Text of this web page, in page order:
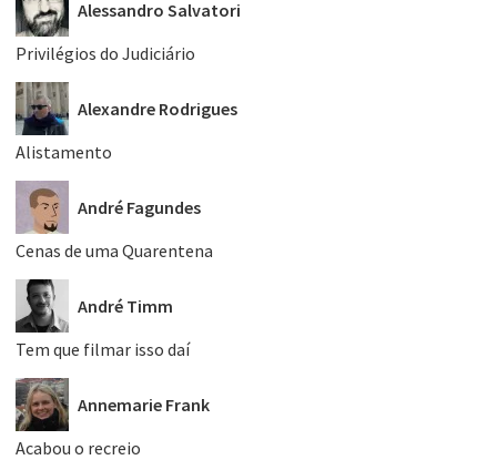
Alessandro Salvatori
Privilégios do Judiciário
Alexandre Rodrigues
Alistamento
André Fagundes
Cenas de uma Quarentena
André Timm
Tem que filmar isso daí
Annemarie Frank
Acabou o recreio